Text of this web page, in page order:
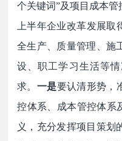
个关键词”及项目 成本管
上半年企业改革发展取
全生产、质量管理、施
设、职工学习生活等
求。 一是要认清形势，
控体系、成本管控体系
义，充分发挥项目策划